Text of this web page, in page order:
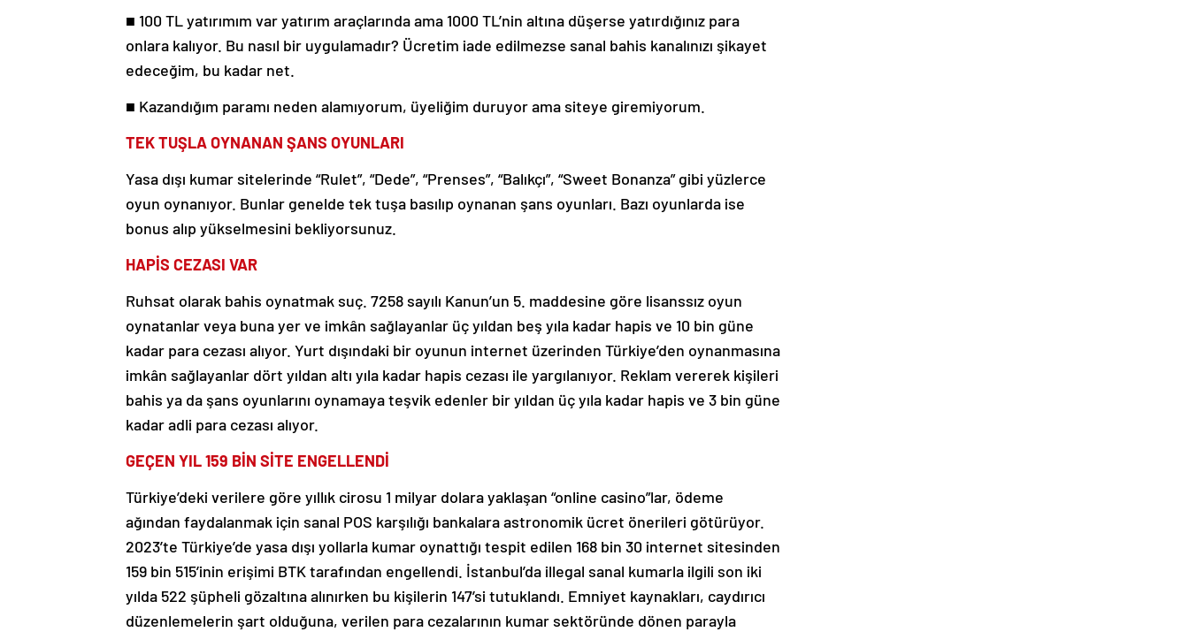
■ 100 TL yatırımım var yatırım araçlarında ama 1000 TL’nin altına düşerse yatırdığınız para
onlara kalıyor. Bu nasıl bir uygulamadır? Ücretim iade edilmezse sanal bahis kanalınızı şikayet
edeceğim, bu kadar net.
■ Kazandığım paramı neden alamıyorum, üyeliğim duruyor ama siteye giremiyorum.
TEK TUŞLA OYNANAN ŞANS OYUNLARI
Yasa dışı kumar sitelerinde “Rulet”, “Dede”, “Prenses”, “Balıkçı”, “Sweet Bonanza” gibi yüzlerce
oyun oynanıyor. Bunlar genelde tek tuşa basılıp oynanan şans oyunları. Bazı oyunlarda ise
bonus alıp yükselmesini bekliyorsunuz.
HAPİS CEZASI VAR
Ruhsat olarak bahis oynatmak suç. 7258 sayılı Kanun’un 5. maddesine göre lisanssız oyun
oynatanlar veya buna yer ve imkân sağlayanlar üç yıldan beş yıla kadar hapis ve 10 bin güne
kadar para cezası alıyor. Yurt dışındaki bir oyunun internet üzerinden Türkiye’den oynanmasına
imkân sağlayanlar dört yıldan altı yıla kadar hapis cezası ile yargılanıyor. Reklam vererek kişileri
bahis ya da şans oyunlarını oynamaya teşvik edenler bir yıldan üç yıla kadar hapis ve 3 bin güne
kadar adli para cezası alıyor.
GEÇEN YIL 159 BİN SİTE ENGELLENDİ
Türkiye’deki verilere göre yıllık cirosu 1 milyar dolara yaklaşan “online casino”lar, ödeme
ağından faydalanmak için sanal POS karşılığı bankalara astronomik ücret önerileri götürüyor.
2023’te Türkiye’de yasa dışı yollarla kumar oynattığı tespit edilen 168 bin 30 internet sitesinden
159 bin 515’inin erişimi BTK tarafından engellendi. İstanbul’da illegal sanal kumarla ilgili son iki
yılda 522 şüpheli gözaltına alınırken bu kişilerin 147’si tutuklandı. Emniyet kaynakları, caydırıcı
düzenlemelerin şart olduğuna, verilen para cezalarının kumar sektöründe dönen parayla